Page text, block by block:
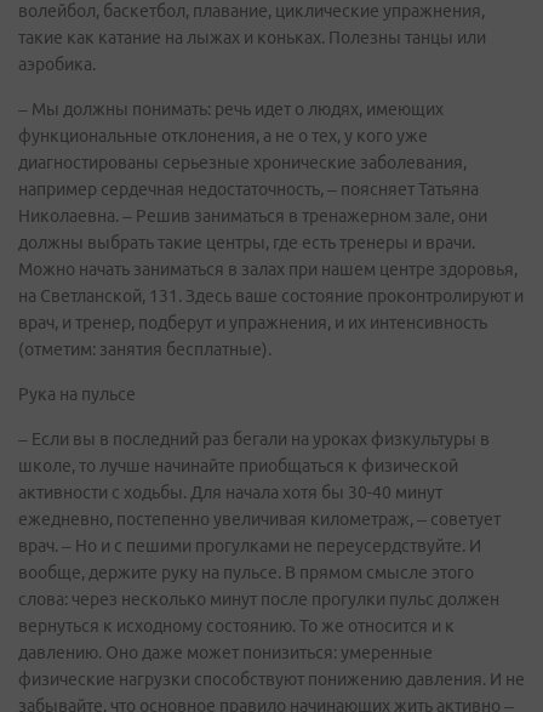
волейбол, баскетбол, плавание, циклические упражнения,
такие как катание на лыжах и коньках. Полезны танцы или
аэробика.
– Мы должны понимать: речь идет о людях, имеющих
функциональные отклонения, а не о тех, у кого уже
диагностированы серьезные хронические заболевания,
например сердечная недостаточность, – поясняет Татьяна
Николаевна. – Решив заниматься в тренажерном зале, они
должны выбрать такие центры, где есть тренеры и врачи.
Можно начать заниматься в залах при нашем центре здоровья,
на Светланской, 131. Здесь ваше состояние проконтролируют и
врач, и тренер, подберут и упражнения, и их интенсивность
(отметим: занятия бесплатные).
Рука на пульсе
– Если вы в последний раз бегали на уроках физкультуры в
школе, то лучше начинайте приобщаться к физической
активности с ходьбы. Для начала хотя бы 30-40 минут
ежедневно, постепенно увеличивая километраж, – советует
врач. – Но и с пешими прогулками не переусердствуйте. И
вообще, держите руку на пульсе. В прямом смысле этого
слова: через несколько минут после прогулки пульс должен
вернуться к исходному состоянию. То же относится и к
давлению. Оно даже может понизиться: умеренные
физические нагрузки способствуют понижению давления. И не
забывайте, что основное правило начинающих жить активно –